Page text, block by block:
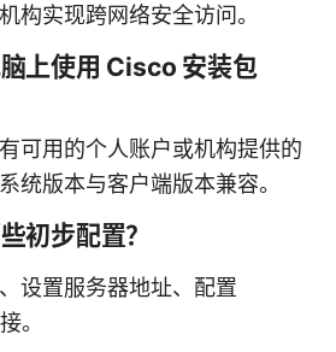
构实现跨网络安全访问。
上使用 Cisco 安装包
可用的个人账户或机构提供的
统版本与客户端版本兼容。
初步配置？
设置服务器地址、配置
。